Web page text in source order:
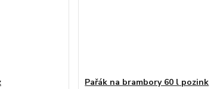
Pařák na brambory 60 l pozink